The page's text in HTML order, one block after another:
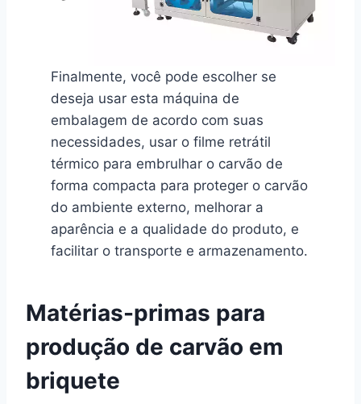
Finalmente, você pode escolher se
deseja usar esta máquina de
embalagem de acordo com suas
necessidades, usar o filme retrátil
térmico para embrulhar o carvão de
forma compacta para proteger o carvão
do ambiente externo, melhorar a
aparência e a qualidade do produto, e
facilitar o transporte e armazenamento.
Matérias-primas para
produção de carvão em
briquete